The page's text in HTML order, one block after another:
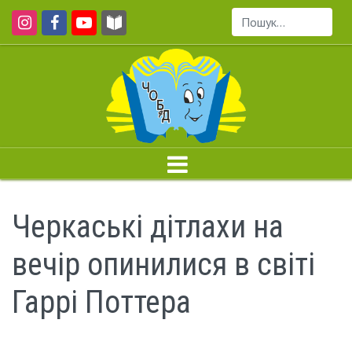
Пошук...
Черкаські дітлахи на
вечір опинилися в світі
Гаррі Поттера